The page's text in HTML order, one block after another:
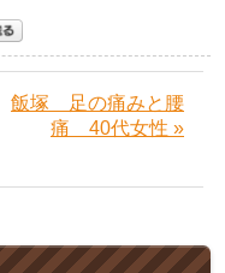
飯塚 足の痛みと腰
痛 40代女性 »